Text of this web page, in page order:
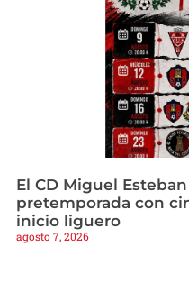
El CD Miguel
pretemporada con
inicio liguero
agosto 7, 2026